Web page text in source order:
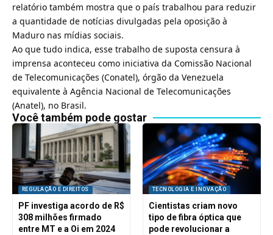
relatório também mostra que o país trabalhou para reduzir
a quantidade de notícias divulgadas pela oposição à
Maduro nas mídias sociais.
Ao que tudo indica, esse trabalho de suposta censura à
imprensa aconteceu como iniciativa da Comissão Nacional
de Telecomunicações (Conatel), órgão da Venezuela
equivalente à Agência Nacional de Telecomunicações
(Anatel), no Brasil.
Você também pode gostar
REGULAÇÃO E DIREITOS
PF investiga acordo de R$
308 milhões firmado
entre MT e a Oi em 2024
TECNOLOGIA E INOVAÇÃO
Cientistas criam novo
tipo de fibra óptica que
pode revolucionar a